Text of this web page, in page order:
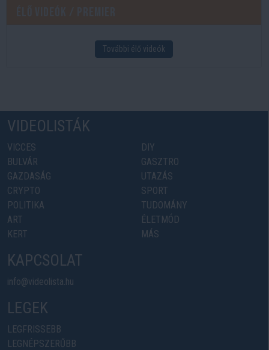
További élő videók
VIDEOLISTÁK
VICCES
BULVÁR
GAZDASÁG
CRYPTO
POLITIKA
ART
KERT
DIY
GASZTRO
UTAZÁS
SPORT
TUDOMÁNY
ÉLETMÓD
MÁS
KAPCSOLAT
info@videolista.hu
LEGEK
LEGFRISSEBB
LEGNÉPSZERŰBB